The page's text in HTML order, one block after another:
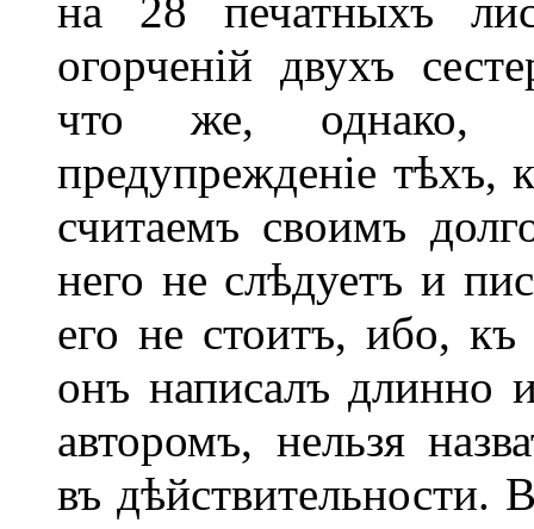
на 28 печатныхъ
огорченій двухъ
что же, однако,
предупрежденіе тѣхъ,
считаемъ своимъ
него не слѣдуетъ и
его не стоитъ, ибо, къ
онъ написалъ длинно
авторомъ, нельзя
въ дѣйствительности.